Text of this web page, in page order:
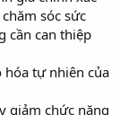
sóc sức
cần can thiệp
tự nhiên của
giảm chức năng